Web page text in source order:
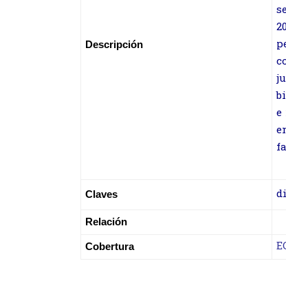
Descripción
e
Claves
Relación
Cobertura